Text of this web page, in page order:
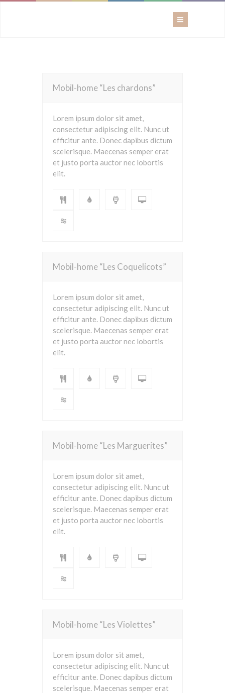
Mobil-home “Les chardons”
Lorem ipsum dolor sit amet,
consectetur adipiscing elit. Nunc ut
efficitur ante. Donec dapibus dictum
scelerisque. Maecenas semper erat
et justo porta auctor nec lobortis
elit.
Mobil-home “Les Coquelicots”
Lorem ipsum dolor sit amet,
consectetur adipiscing elit. Nunc ut
efficitur ante. Donec dapibus dictum
scelerisque. Maecenas semper erat
et justo porta auctor nec lobortis
elit.
Mobil-home “Les Marguerites”
Lorem ipsum dolor sit amet,
consectetur adipiscing elit. Nunc ut
efficitur ante. Donec dapibus dictum
scelerisque. Maecenas semper erat
et justo porta auctor nec lobortis
elit.
Mobil-home “Les Violettes”
Lorem ipsum dolor sit amet,
consectetur adipiscing elit. Nunc ut
efficitur ante. Donec dapibus dictum
scelerisque. Maecenas semper erat